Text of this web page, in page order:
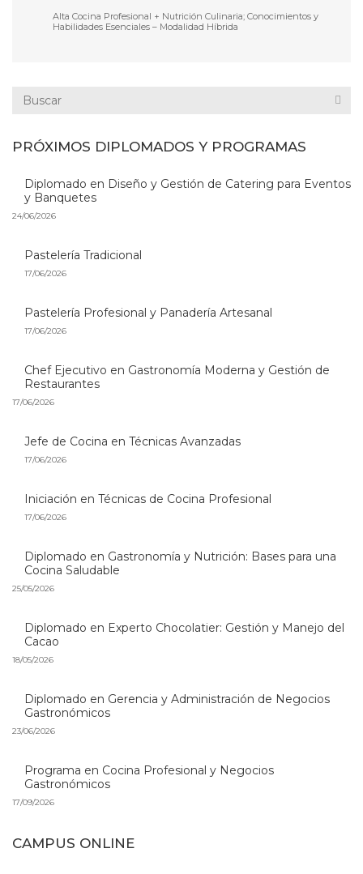
Alta Cocina Profesional + Nutrición Culinaria; Conocimientos y
Habilidades Esenciales – Modalidad Híbrida
PRÓXIMOS DIPLOMADOS Y PROGRAMAS
Diplomado en Diseño y Gestión de Catering para Eventos
y Banquetes
24/06/2026
Pastelería Tradicional
17/06/2026
Pastelería Profesional y Panadería Artesanal
17/06/2026
Chef Ejecutivo en Gastronomía Moderna y Gestión de
Restaurantes
17/06/2026
Jefe de Cocina en Técnicas Avanzadas
17/06/2026
Iniciación en Técnicas de Cocina Profesional
17/06/2026
Diplomado en Gastronomía y Nutrición: Bases para una
Cocina Saludable
25/05/2026
Diplomado en Experto Chocolatier: Gestión y Manejo del
Cacao
18/05/2026
Diplomado en Gerencia y Administración de Negocios
Gastronómicos
23/06/2026
Programa en Cocina Profesional y Negocios
Gastronómicos
17/09/2026
CAMPUS ONLINE